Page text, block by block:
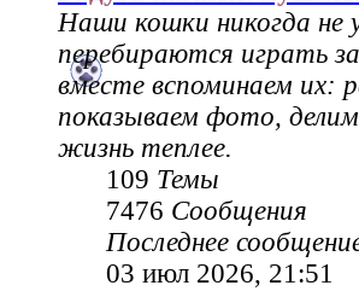
Наши кошки никогда не
перебираются играть
вместе вспоминаем их:
показываем фото,
жизнь теплее.
109 Темы
7476 Сообщения
Последнее
03 июл 2026, 21:51